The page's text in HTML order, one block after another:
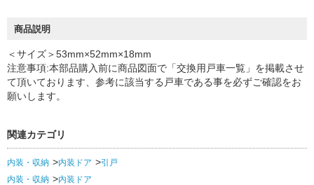
商品説明
＜サイズ＞53mm×52mm×18mm
注意事項:本部品購入前に商品図面で「交換用戸車一覧」を掲載させ
て頂いております、参考に該当する戸車である事を必ずご確認をお
願いします。
関連カテゴリ
内装・収納 内装ドア
引戸
内装・収納
内装ドア